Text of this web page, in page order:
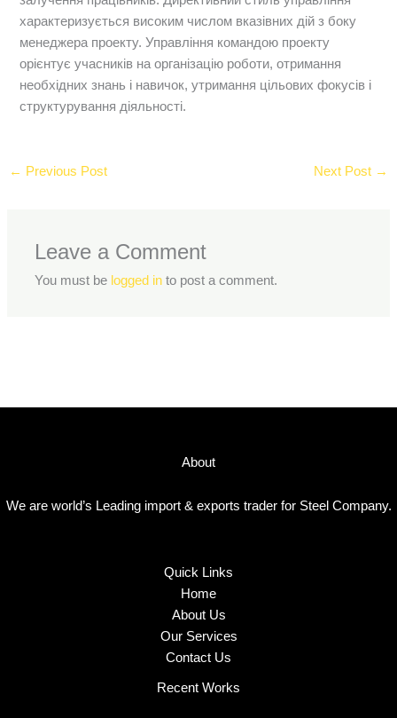
характеризується високим числом вказівних дій з боку
менеджера проекту. Управління командою проекту
орієнтує учасників на організацію роботи, отримання
необхідних знань і навичок, утримання цільових фокусів і
структурування діяльності.
← Previous Post Next Post →
Leave a Comment
You must be logged in to post a comment.
About
We are world’s Leading import & exports trader for Steel Company.
Quick Links
Home
About Us
Our Services
Contact Us
Recent Works